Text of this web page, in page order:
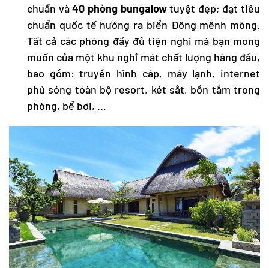
chuẩn và40 phòng bungalowtuyệt đẹp; đạt tiêu
chuẩn quốc tế hướng ra biển Đông mênh mông.
Tất cả các phòng đầy đủ tiện nghi mà bạn mong
muốn của một khu nghỉ mát chất lượng hàng đầu,
bao gồm: truyền hình cáp, máy lạnh, internet
phủ sóng toàn bộ resort, két sắt, bồn tắm trong
phòng, bể bơi, …